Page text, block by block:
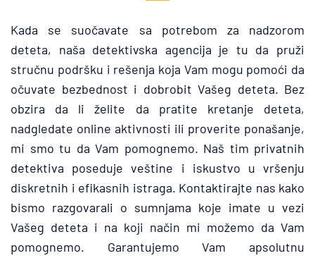
Kada se suočavate sa potrebom za nadzorom
deteta, naša detektivska agencija je tu da pruži
stručnu podršku i rešenja koja Vam mogu pomoći da
očuvate bezbednost i dobrobit Vašeg deteta. Bez
obzira da li želite da pratite kretanje deteta,
nadgledate online aktivnosti ili proverite ponašanje,
mi smo tu da Vam pomognemo. Naš tim privatnih
detektiva poseduje veštine i iskustvo u vršenju
diskretnih i efikasnih istraga. Kontaktirajte nas kako
bismo razgovarali o sumnjama koje imate u vezi
Vašeg deteta i na koji način mi možemo da Vam
pomognemo. Garantujemo Vam apsolutnu